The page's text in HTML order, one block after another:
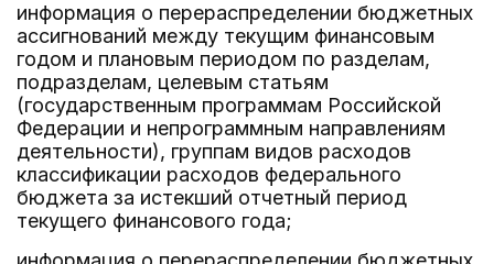
информация о перераспределении бюджетных
ассигнований между текущим финансовым
годом и плановым периодом по разделам,
подразделам, целевым статьям
(государственным программам Российской
Федерации и непрограммным направлениям
деятельности), группам видов расходов
классификации расходов федерального
бюджета за истекший отчетный период
текущего финансового года;